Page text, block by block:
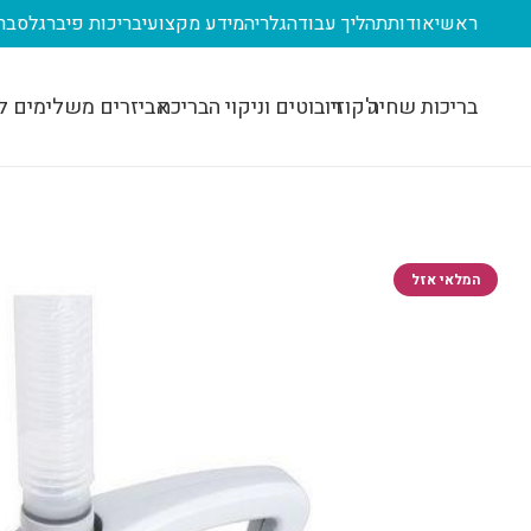
ראשיאודותתהליך עבודהגלריהמידע מקצועיבריכות פיברגלס
בריכות שחיהג'קוזירובוטים וניקוי הבריכהאביזרים משלימים
המלאי אזל